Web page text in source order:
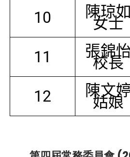
10 陳琼如
女士
11 張錦
校長
12 陳文
姑娘